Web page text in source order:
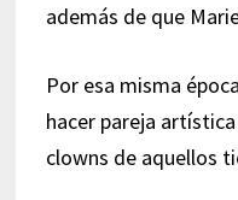
además de que
Por esa misma
hacer pareja
clowns de aquellos